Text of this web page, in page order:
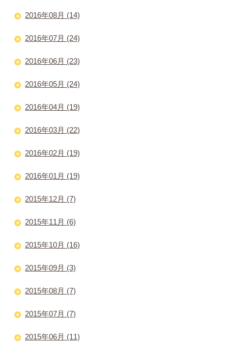
2016年08月 (14)
2016年07月 (24)
2016年06月 (23)
2016年05月 (24)
2016年04月 (19)
2016年03月 (22)
2016年02月 (19)
2016年01月 (19)
2015年12月 (7)
2015年11月 (6)
2015年10月 (16)
2015年09月 (3)
2015年08月 (7)
2015年07月 (7)
2015年06月 (11)